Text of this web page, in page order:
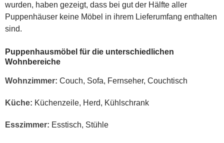
wurden, haben gezeigt, dass bei gut der Hälfte aller
Puppenhäuser keine Möbel in ihrem Lieferumfang enthalten
sind.
Puppenhausmöbel für die unterschiedlichen
Wohnbereiche
Wohnzimmer: Couch, Sofa, Fernseher, Couchtisch
Küche: Küchenzeile, Herd, Kühlschrank
Esszimmer: Esstisch, Stühle